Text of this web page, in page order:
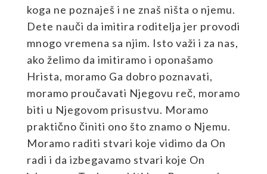
koga ne poznaješ i ne znaš ništa o njemu.
Dete nauči da imitira roditelja jer provodi
mnogo vremena sa njim. Isto važi i za nas,
ako želimo da imitiramo i oponašamo
Hrista, moramo Ga dobro poznavati,
moramo proučavati Njegovu reč, moramo
biti u Njegovom prisustvu. Moramo
praktično činiti ono što znamo o Njemu.
Moramo raditi stvari koje vidimo da On
radi i da izbegavamo stvari koje On